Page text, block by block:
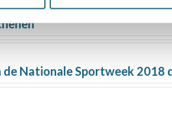
Nationale Sportweek 2018